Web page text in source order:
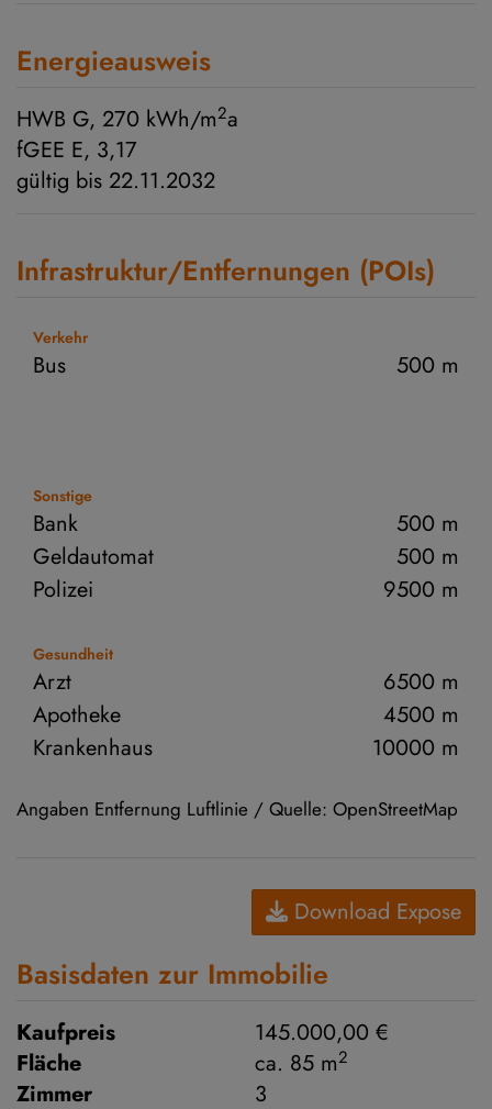
Energieausweis
HWB G, 270 kWh/m2a
fGEE E, 3,17
gültig bis 22.11.2032
Infrastruktur/Entfernungen (POIs)
Verkehr
Bus 500 m
Sonstige
Bank
500 m
Geldautomat
500 m
Polizei
9500 m
Gesundheit
Arzt
6500 m
Apotheke
4500 m
Krankenhaus
10000 m
Angaben Entfernung Luftlinie / Quelle: OpenStreetMap
Download Expose
Basisdaten zur Immobilie
Kaufpreis
145.000,00 €
Fläche
ca. 85 m2
Zimmer 3